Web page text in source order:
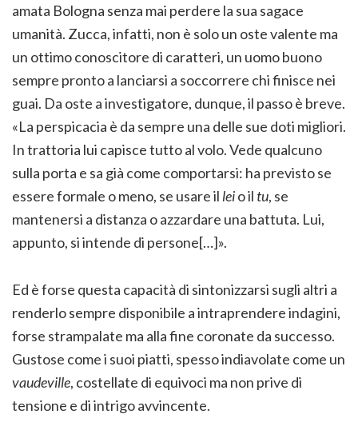
amata Bologna senza mai perdere la sua sagace
umanità. Zucca, infatti, non è solo un oste valente ma
un ottimo conoscitore di caratteri, un uomo buono
sempre pronto a lanciarsi a soccorrere chi finisce nei
guai. Da oste a investigatore, dunque, il passo è breve.
«La perspicacia è da sempre una delle sue doti migliori.
In trattoria lui capisce tutto al volo. Vede qualcuno
sulla porta e sa già come comportarsi: ha previsto se
essere formale o meno, se usare il leio il tu, se
mantenersi a distanza o azzardare una battuta. Lui,
appunto, si intende di persone[…]».
Ed è forse questa capacità di sintonizzarsi sugli altri a
renderlo sempre disponibile a intraprendere indagini,
forse strampalate ma alla fine coronate da successo.
Gustose come i suoi piatti, spesso indiavolate come un
vaudeville, costellate di equivoci ma non prive di
tensione e di intrigo avvincente.